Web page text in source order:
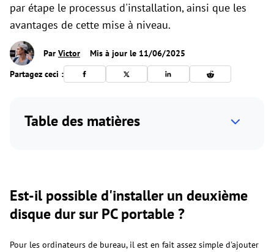
par étape le processus d'installation, ainsi que les
avantages de cette mise à niveau.
Par Victor
Mis à jour le 11/06/2025
Partagez ceci :
Table des matières
Est-il possible d'installer un deuxième
disque dur sur PC portable ?
Pour les ordinateurs de bureau, il est en fait assez simple d'ajouter